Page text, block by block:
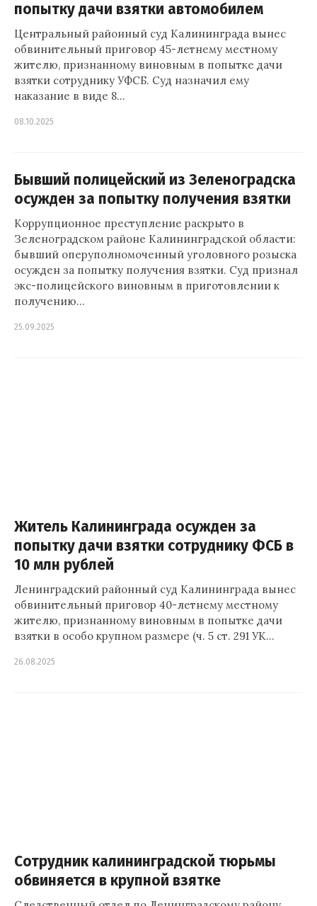
попытку дачи взятки автомобилем
Центральный районный суд Калининграда вынес
обвинительный приговор 45-летнему местному
жителю, признанному виновным в попытке дачи
взятки сотруднику УФСБ. Суд назначил ему
наказание в виде 8…
08.10.2025
Бывший полицейский из Зеленоградска
осужден за попытку получения взятки
Коррупционное преступление раскрыто в
Зеленоградском районе Калининградской области:
бывший оперуполномоченный уголовного розыска
осужден за попытку получения взятки. Суд признал
экс-полицейского виновным в приготовлении к
получению…
25.09.2025
Житель Калининграда осужден за
попытку дачи взятки сотруднику ФСБ в
10 млн рублей
Ленинградский районный суд Калининграда вынес
обвинительный приговор 40-летнему местному
жителю, признанному виновным в попытке дачи
взятки в особо крупном размере (ч. 5 ст. 291 УК…
26.08.2025
Сотрудник калининградской тюрьмы
обвиняется в крупной взятке